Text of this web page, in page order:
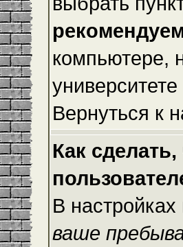
компьютере,
университете
Вернуться к
Как
В
ваше